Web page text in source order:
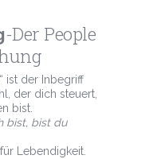
-Der People
ist der Inbegriff
der dich steuert,
bist.
bist, bist du
Lebendigkeit.